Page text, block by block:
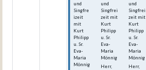
und
Singfre
izeit
mit
Kurt
Philipp
u. Sr.
Eva-
Maria
Mönnig
und
Singfrei
zeit mit
Kurt
Philipp
u. Sr.
Eva-
Maria
Mönnig
Herr,
und
Singfrei
zeit mit
Kurt
Philipp
u. Sr.
Eva-
Maria
Mönnig
Herr,